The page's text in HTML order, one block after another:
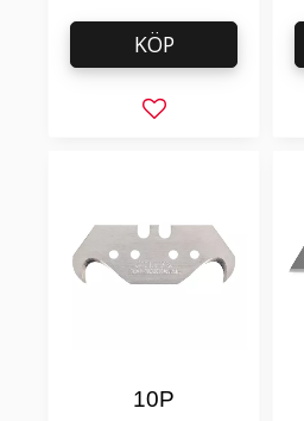
Lägg till i favoriter
KÖP
10P